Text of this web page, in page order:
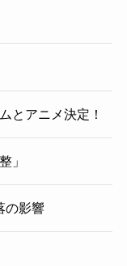
とアニメ決定！
」
の影響